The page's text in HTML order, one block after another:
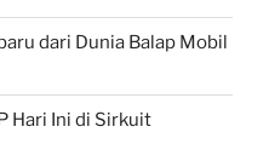
dari Dunia Balap Mobil
Hari Ini di Sirkuit